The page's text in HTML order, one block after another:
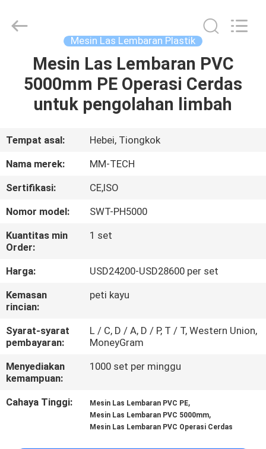
RUMAH
PRODUK
TENTANG
KAMI
TUR
PABRIK
KONTROL
KUALITAS
HUBUNGI
KAMI
BLOG
PERMINTAAN
PENAWARAN
Mingmai
Technology
Mesin Las Lembaran Plastik
Mesin Las Lembaran PVC
5000mm PE Operasi Cerdas
untuk pengolahan limbah
Tempat asal:
Hebei, Tiongkok
Nama merek:
MM-TECH
Sertifikasi:
CE,ISO
Nomor model:
SWT-PH5000
Kuantitas min
Order:
1 set
Harga:
USD24200-USD28600 per set
Kemasan
rincian:
peti kayu
Syarat-syarat
pembayaran:
L / C, D / A, D / P, T / T, Western Union,
MoneyGram
Menyediakan
kemampuan:
1000 set per minggu
Cahaya Tinggi: Mesin Las Lembaran PVC PE,
Mesin Las Lembaran PVC 5000mm,
Mesin Las Lembaran PVC Operasi Cerdas